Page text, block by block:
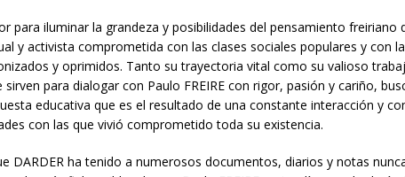
para iluminar la grandeza y posibilidades del pensamiento freiriano
y activista comprometida con las clases sociales populares y con
y oprimidos. Tanto su trayectoria vital como su valioso
sirven para dialogar con Paulo FREIRE con rigor, pasión y cariño,
educativa que es el resultado de una constante interacción y
con las que vivió comprometido toda su existencia.
DARDER ha tenido a numerosos documentos, diarios y notas